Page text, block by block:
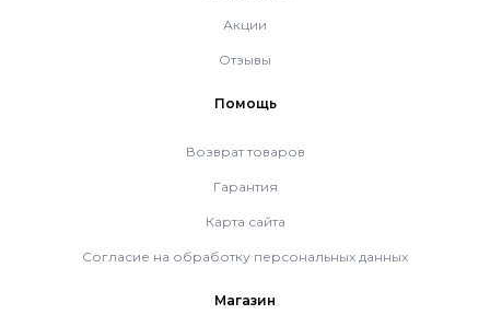
Комплект коаксиальный Ferroli 80/125
Акции
Отзывы
Помощь
Возврат товаров
Гарантия
Карта сайта
Согласие на обработку персональных данных
Магазин